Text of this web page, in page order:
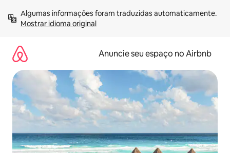
para
Mostrar idioma original
Anuncie seu espaço no Airbnb